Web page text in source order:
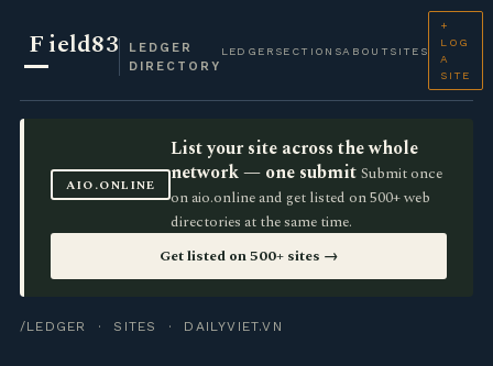
Field83
LEDGER
DIRECTORY
LEDGER SECTIONSABOUT SITES
+
LOG
A
SITE
AIO.ONLINE
List your site across the whole
network — one submit Submit once
on aio.online and get listed on 500+ web
directories at the same time.
Get listed on 500+ sites →
/LEDGER · SITES · DAILYVIET.VN